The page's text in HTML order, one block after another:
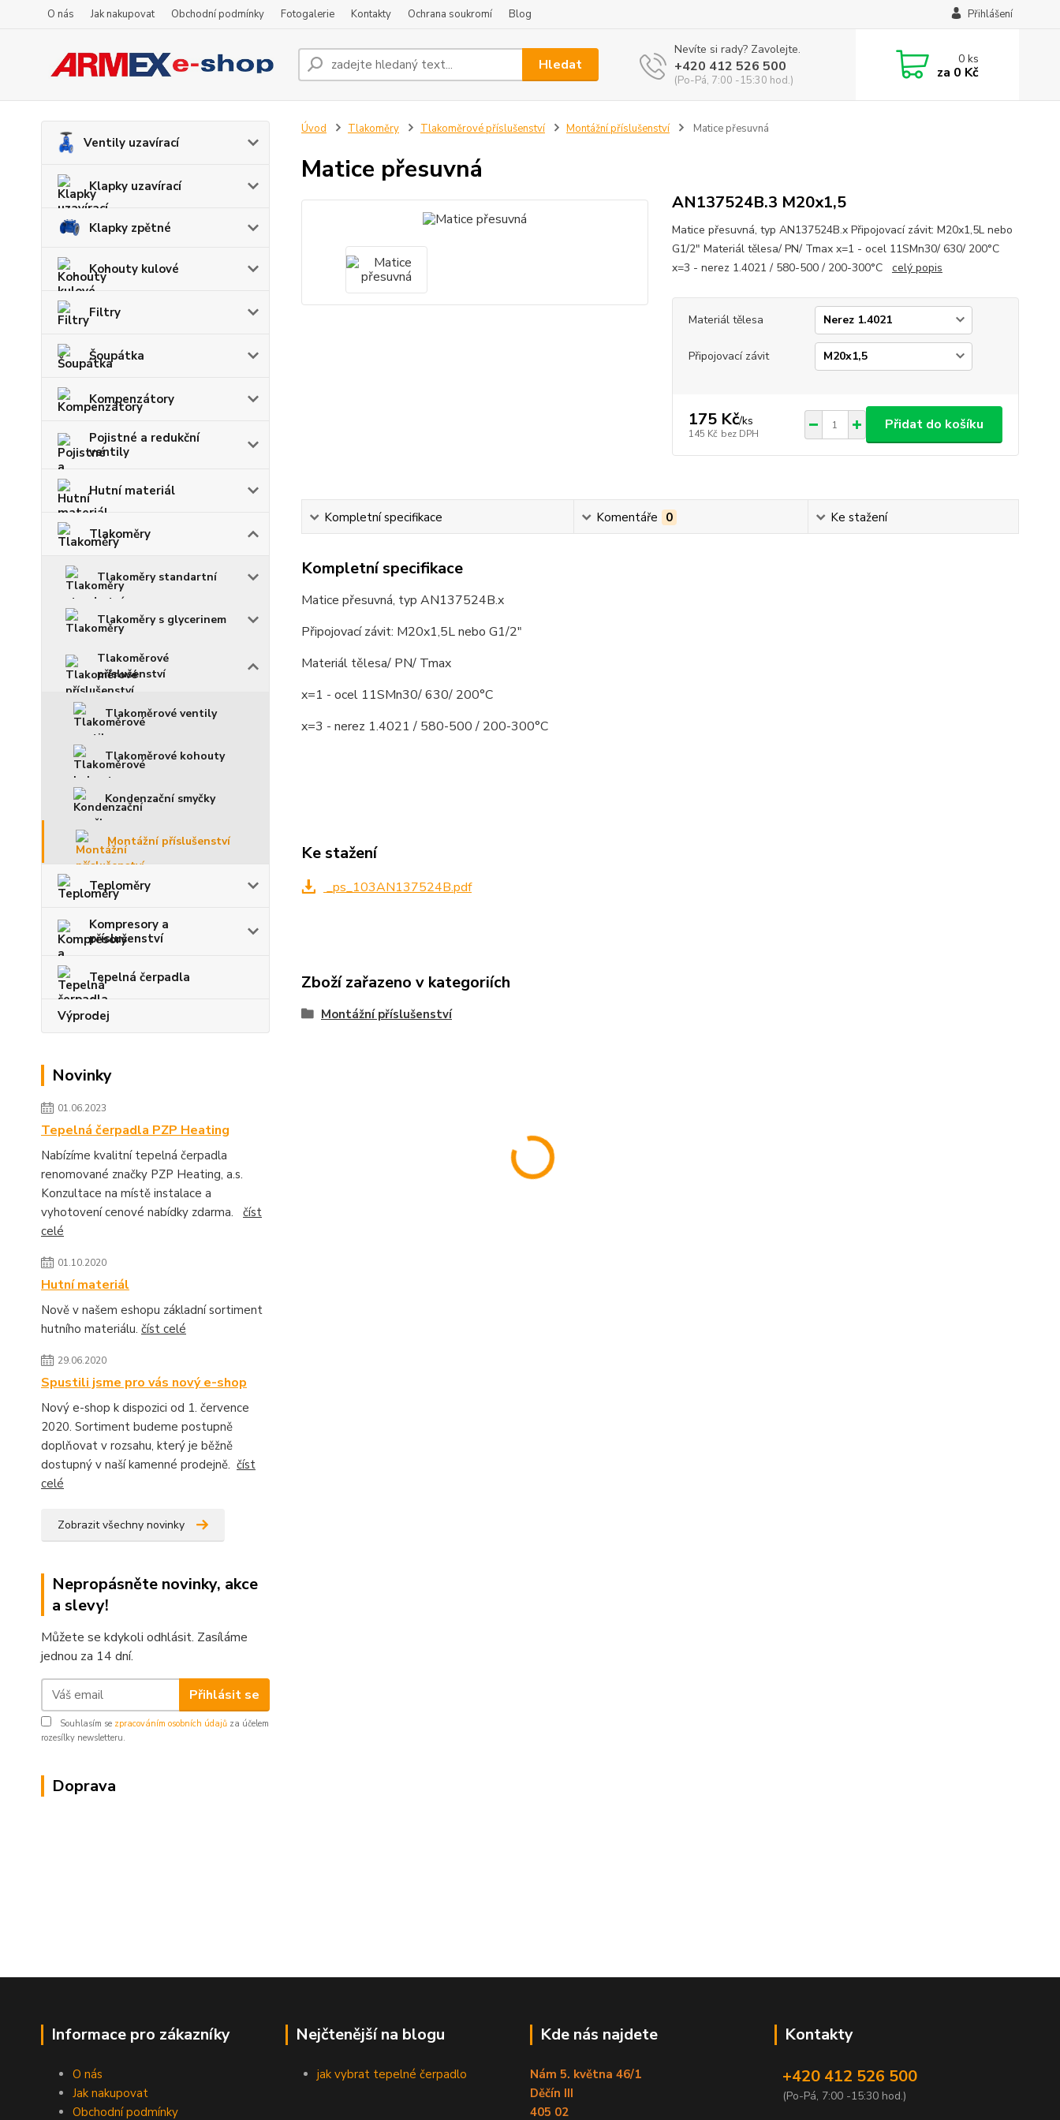
O nás Jak nakupovat Obchodní podmínky Fotogalerie Kontakty Ochrana soukromí Blog Přihlášení
Hledat
Nevíte si rady? Zavolejte.
+420 412 526 500
(Po-Pá, 7:00 -15:30 hod.)
0ks
za 0 Kč
Ventily uzavírací
Klapky uzavírací
Klapky zpětné
Kohouty kulové
Filtry
Šoupátka
Kompenzátory
Pojistné a redukční
ventily
Hutní materiál
Tlakoměry
Tlakoměry standartní
Tlakoměry s glycerinem
Tlakoměrové
příslušenství
Tlakoměrové ventily
Tlakoměrové kohouty
Kondenzační smyčky
Montážní příslušenství
Teploměry
Kompresory a
příslušenství
Tepelná čerpadla
Výprodej
Novinky
01.06.2023
Tepelná čerpadla PZP Heating
Nabízíme kvalitní tepelná čerpadla
renomované značky PZP Heating, a.s.
Konzultace na místě instalace a
vyhotovení cenové nabídky zdarma. číst
celé
01.10.2020
Hutní materiál
Nově v našem eshopu základní sortiment
hutního materiálu. číst celé
29.06.2020
Spustili jsme pro vás nový e-shop
Nový e-shop k dispozici od 1. července
2020. Sortiment budeme postupně
doplňovat v rozsahu, který je běžně
dostupný v naší kamenné prodejně. číst
celé
Zobrazit všechny novinky
Nepropásněte novinky, akce
a slevy!
Můžete se kdykoli odhlásit. Zasíláme
jednou za 14 dní.
Přihlásit se
Souhlasím se zpracováním osobních údajů za účelem
rozesílky newsletteru.
Doprava
Úvod Tlakoměry Tlakoměrové příslušenství Montážní příslušenství Matice přesuvná
Matice přesuvná
AN137524B.3 M20x1,5
Matice přesuvná, typ AN137524B.x Připojovací závit: M20x1,5L nebo
G1/2" Materiál tělesa/ PN/ Tmax x=1 - ocel 11SMn30/ 630/ 200°C
x=3 - nerez 1.4021 / 580-500 / 200-300°C celý popis
Materiál tělesa
Připojovací závit
175 Kč/ks
145 Kč bez DPH
Přidat do košíku
Kompletní specifikace Komentáře 0 Ke stažení
Kompletní specifikace
Matice přesuvná, typ AN137524B.x
Připojovací závit: M20x1,5L nebo G1/2"
Materiál tělesa/ PN/ Tmax
x=1 - ocel 11SMn30/ 630/ 200°C
x=3 - nerez 1.4021 / 580-500 / 200-300°C
Ke stažení
_ps_103AN137524B.pdf
Zboží zařazeno v kategoriích
Montážní příslušenství
Informace pro zákazníky
O nás
Jak nakupovat
Obchodní podmínky
Nejčtenější na blogu
jak vybrat tepelné čerpadlo
Kde nás najdete
Nám 5. května 46/1
Děčín III
405 02
Kontakty
+420 412 526 500
(Po-Pá, 7:00 -15:30 hod.)